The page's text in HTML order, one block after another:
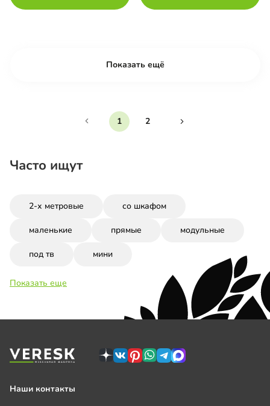
Показать ещё
1 2
Часто ищут
2-х метровые со шкафом
маленькие прямые модульные
под тв мини
Показать еще
Наши контакты